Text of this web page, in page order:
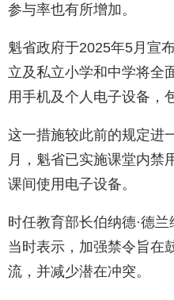
参与率也有所增加。
魁省政府于2025年5月宣
立及私立小学和中学将全
用手机及个人电子设备，
这一措施较此前的规定进
月，魁省已实施课堂内禁
课间使用电子设备。
时任教育部长伯纳德·德兰
当时表示，加强禁令旨在
流，并减少潜在冲突。